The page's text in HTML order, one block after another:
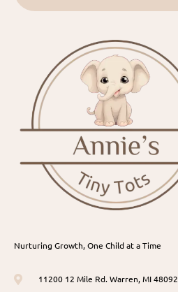
Nurturing Growth, One Child at a Time
11200 12 Mile Rd. Warren, MI 48092